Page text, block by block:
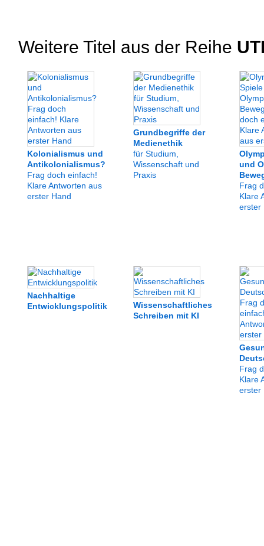
Weitere Titel aus der Reihe
Kolonialismus und
Antikolonialismus?
Frag doch einfach!
Klare Antworten aus
erster Hand
Grundbegriffe der
Medienethik
für Studium,
Wissenschaft und
Praxis
und
Frag
Klare
erster
Nachhaltige
Entwicklungspolitik
Wissenschaftliches
Schreiben mit KI
Frag
Klare
erster